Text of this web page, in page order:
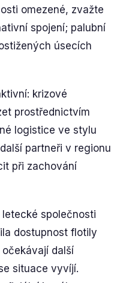
omezené, zvažte
spojení; palubní
úsecích
krizové
prostřednictvím
logistice ve stylu
partneři v regionu
při zachování
společnosti
dostupnost flotily
další
situace vyvíjí.